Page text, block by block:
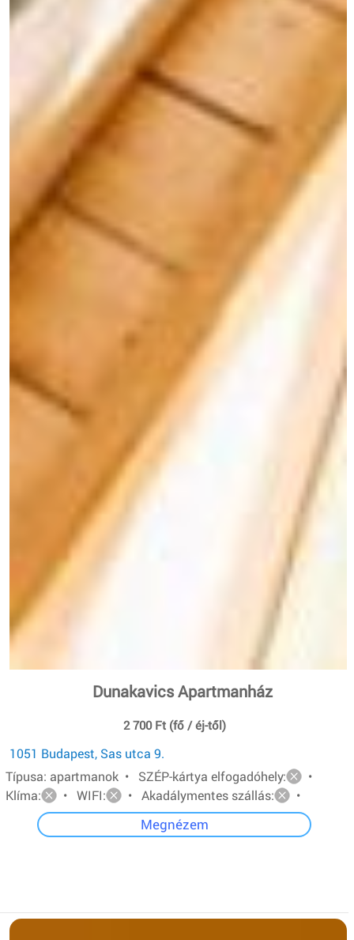
Dunakavics Apartmanház
2 700 Ft (fő / éj-től)
1051 Budapest, Sas utca 9.
Típusa: apartmanok • SZÉP-kártya elfogadóhely:
•
Klíma:
• WIFI: • Akadálymentes szállás: •
Megnézem